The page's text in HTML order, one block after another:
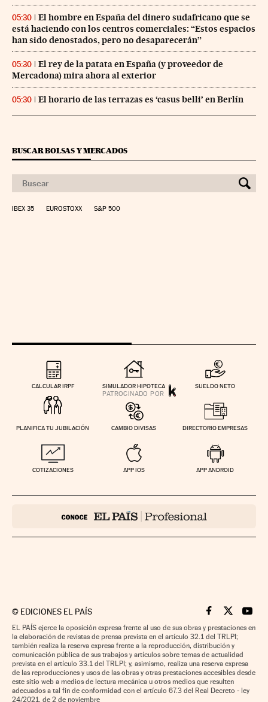
05:30
El hombre en España del dinero sudafricano que se
está haciendo con los centros comerciales: “Estos espacios
han sido denostados, pero no desaparecerán”
05:30
El rey de la patata en España (y proveedor de
Mercadona) mira ahora al exterior
05:30 El horario de las terrazas es ‘casus belli’ en Berlín
BUSCAR BOLSAS Y MERCADOS
IBEX 35 EUROSTOXX S&P 500
CALCULAR IRPF SIMULADOR HIPOTECA SUELDO NETO
PLANIFICA TU JUBILACIÓN CAMBIO DIVISAS DIRECTORIO EMPRESAS
COTIZACIONES APP IOS APP ANDROID
© EDICIONES EL PAÍS Cinco Días en
Cinco Días
Cinco
EL PAÍS ejerce la oposición expresa frente al uso de sus obras y prestaciones en
la elaboración de revistas de prensa prevista en el artículo 32.1 del TRLPI;
también realiza la reserva expresa frente a la reproducción, distribución y
comunicación pública de sus trabajos y artículos sobre temas de actualidad
prevista en el artículo 33.1 del TRLPI; y, asimismo, realiza una reserva expresa
de las reproducciones y usos de las obras y otras prestaciones accesibles desde
este sitio web a medios de lectura mecánica u otros medios que resulten
adecuados a tal fin de conformidad con el artículo 67.3 del Real Decreto - ley
24/2021, de 2 de noviembre